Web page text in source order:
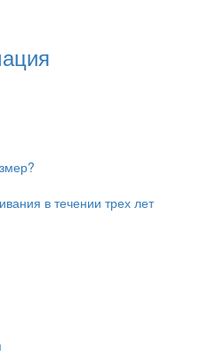
в течении трех лет